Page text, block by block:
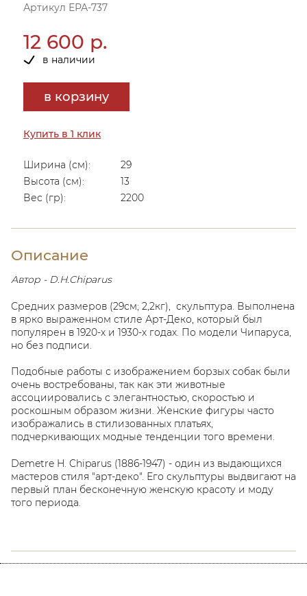
Артикул ЕРА-737
12 600 р.
в наличии
в корзину
Купить в 1 клик
Ширина (см):
29
Высота (см):
13
Вес (гр):
2200
Описание
Автор - D.H.Chiparus
Средних размеров (29см; 2,2кг), скульптура. Выполнена
в ярко выраженном стиле Арт-Деко, который был
популярен в 1920-х и 1930-х годах. По модели Чипаруса,
но без подписи.
Подобные работы с изображением борзых собак были
очень востребованы, так как эти животные
ассоциировались с элегантностью, скоростью и
роскошным образом жизни. Женские фигуры часто
изображались в стилизованных платьях,
подчеркивающих модные тенденции того времени.
Demetre H. Chiparus (1886-1947) - один из выдающихся
мастеров стиля "арт-деко". Его скульптуры выдвигают на
первый план бесконечную женскую красоту и моду
того периода.